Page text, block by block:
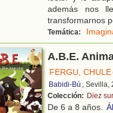
además nos
transformarnos
Temática:
A.B.E.
FERGU, CHULE
Babidi-Bú , Sevilla,
Colección: Diez
De 6 a 8 años.